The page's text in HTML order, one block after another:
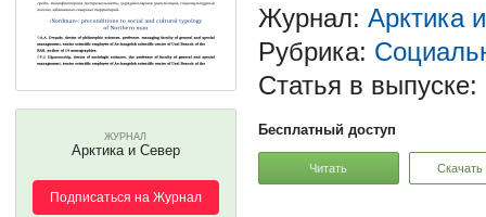
ЖУРНАЛ
Арктика и Север
Подписаться на Журнал
Журнал: Арктика
Рубрика:
Статья в выпуске:
Бесплатный доступ
Читать Скачать